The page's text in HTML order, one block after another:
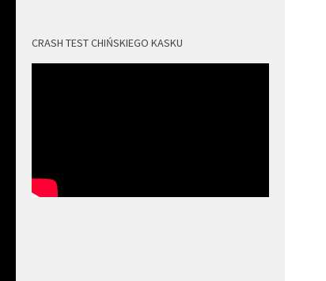
CRASH TEST CHIŃSKIEGO KASKU